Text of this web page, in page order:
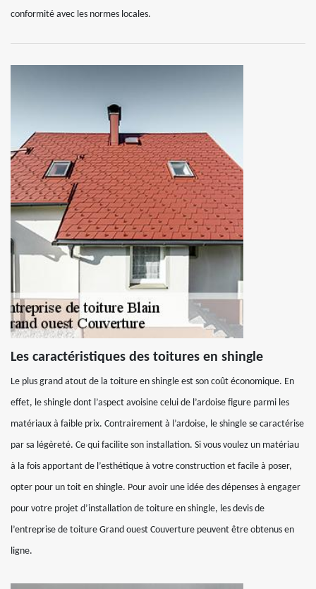
conformité avec les normes locales.
Les caractéristiques des toitures en shingle
Le plus grand atout de la toiture en shingle est son coût économique. En
effet, le shingle dont l’aspect avoisine celui de l’ardoise figure parmi les
matériaux à faible prix. Contrairement à l’ardoise, le shingle se caractérise
par sa légèreté. Ce qui facilite son installation. Si vous voulez un matériau
à la fois apportant de l’esthétique à votre construction et facile à poser,
opter pour un toit en shingle. Pour avoir une idée des dépenses à engager
pour votre projet d’installation de toiture en shingle, les devis de
l’entreprise de toiture Grand ouest Couverture peuvent être obtenus en
ligne.